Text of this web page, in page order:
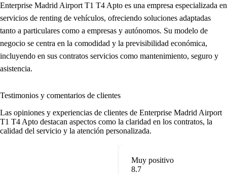
Enterprise Madrid Airport T1 T4 Apto es una empresa especializada en
servicios de renting de vehículos, ofreciendo soluciones adaptadas
tanto a particulares como a empresas y autónomos. Su modelo de
negocio se centra en la comodidad y la previsibilidad económica,
incluyendo en sus contratos servicios como mantenimiento, seguro y
asistencia.
Testimonios y comentarios de clientes
Las opiniones y experiencias de clientes de Enterprise Madrid Airport
T1 T4 Apto destacan aspectos como la claridad en los contratos, la
calidad del servicio y la atención personalizada.
Muy positivo
8.7